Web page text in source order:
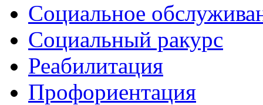
Социальное
Социальный ракурс
Реабилитация
Профориентация